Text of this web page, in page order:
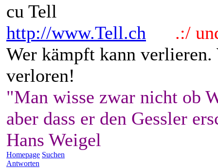
cu Tell
http://www.Tell.ch
.:/
Wer kämpft kann
verloren!
"Man wisse zwar nicht ob
aber dass er den Gessler
Hans Weigel
Homepage Suchen
Antworten